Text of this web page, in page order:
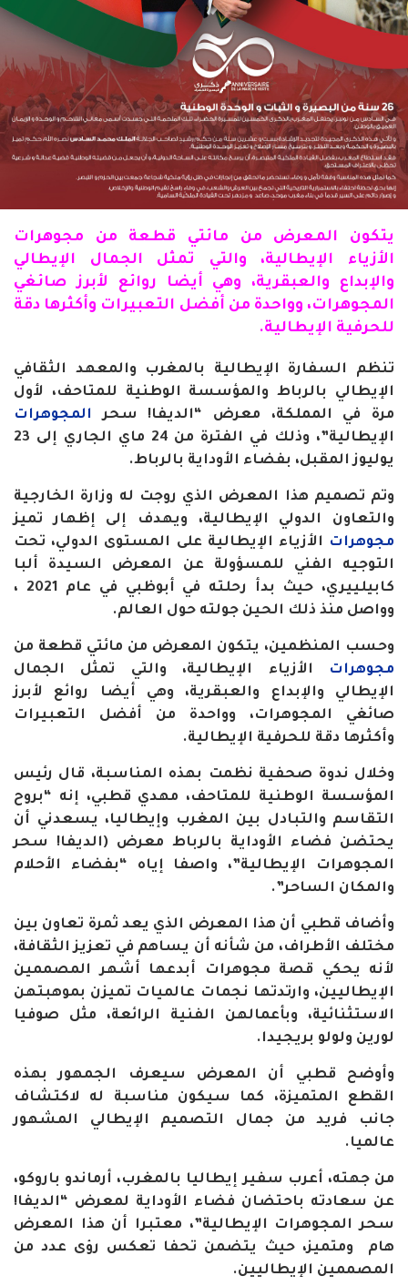
يتكون المعرض من مائتي قطعة من مجوهرات
الأزياء الإيطالية، والتي تمثل الجمال الإيطالي
والإبداع والعبقرية، وهي أيضا روائع لأبرز صائغي
المجوهرات، وواحدة من أفضل التعبيرات وأكثرها دقة
للحرفية الإيطالية.
تنظم السفارة الإيطالية بالمغرب والمعهد الثقافي
الإيطالي بالرباط والمؤسسة الوطنية للمتاحف، لأول
مرة في المملكة، معرض “الديفا! سحر
المجوهرات
الإيطالية”، وذلك في الفترة من 24 ماي الجاري إلى 23
يوليوز المقبل، بفضاء الأوداية بالرباط.
وتم تصميم هذا المعرض الذي روجت له وزارة الخارجية
والتعاون الدولي الإيطالية، ويهدف إلى إظهار تميز
مجوهرات الأزياء الإيطالية على المستوى الدولي، تحت
التوجيه الفني للمسؤولة عن المعرض السيدة ألبا
كابيلييري، حيث بدأ رحلته في أبوظبي في عام 2021 ،
وواصل منذ ذلك الحين جولته حول العالم.
وحسب المنظمين، يتكون المعرض من مائتي قطعة من
مجوهرات
الأزياء الإيطالية، والتي تمثل الجمال
الإيطالي والإبداع والعبقرية، وهي أيضا روائع لأبرز
صائغي المجوهرات، وواحدة من أفضل التعبيرات
وأكثرها دقة للحرفية الإيطالية.
وخلال ندوة صحفية نظمت بهذه المناسبة، قال رئيس
المؤسسة الوطنية للمتاحف، مهدي قطبي، إنه “بروح
التقاسم والتبادل بين المغرب وإيطاليا، يسعدني أن
يحتضن فضاء الأوداية بالرباط معرض (الديفا! سحر
المجوهرات الإيطالية”، واصفا إياه “بفضاء الأحلام
والمكان الساحر”.
وأضاف قطبي أن هذا المعرض الذي يعد ثمرة تعاون بين
مختلف الأطراف، من شأنه أن يساهم في تعزيز الثقافة،
لأنه يحكي قصة مجوهرات أبدعها أشهر المصممين
الإيطاليين، وارتدتها نجمات عالميات تميزن بموهبتهن
الاستثنائية، وبأعمالهن الفنية الرائعة، مثل صوفيا
لورين ولولو بريجيدا.
وأوضح قطبي أن المعرض سيعرف الجمهور بهذه
القطع المتميزة، كما سيكون مناسبة له لاكتشاف
جانب فريد من جمال التصميم الإيطالي المشهور
عالميا.
من جهته، أعرب سفير إيطاليا بالمغرب، أرماندو باروكو،
عن سعادته باحتضان فضاء الأوداية لمعرض “الديفا!
سحر المجوهرات الإيطالية”، معتبرا أن هذا المعرض
هام ومتميز، حيث يتضمن تحفا تعكس رؤى عدد من
المصممين الإيطاليين.